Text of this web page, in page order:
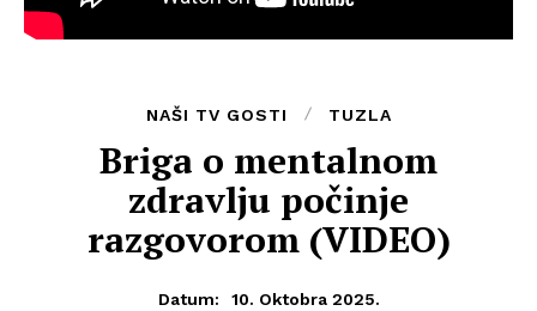
NAŠI TV GOSTI TUZLA
Briga o mentalnom
zdravlju počinje
razgovorom (VIDEO)
Datum: 10. Oktobra 2025.